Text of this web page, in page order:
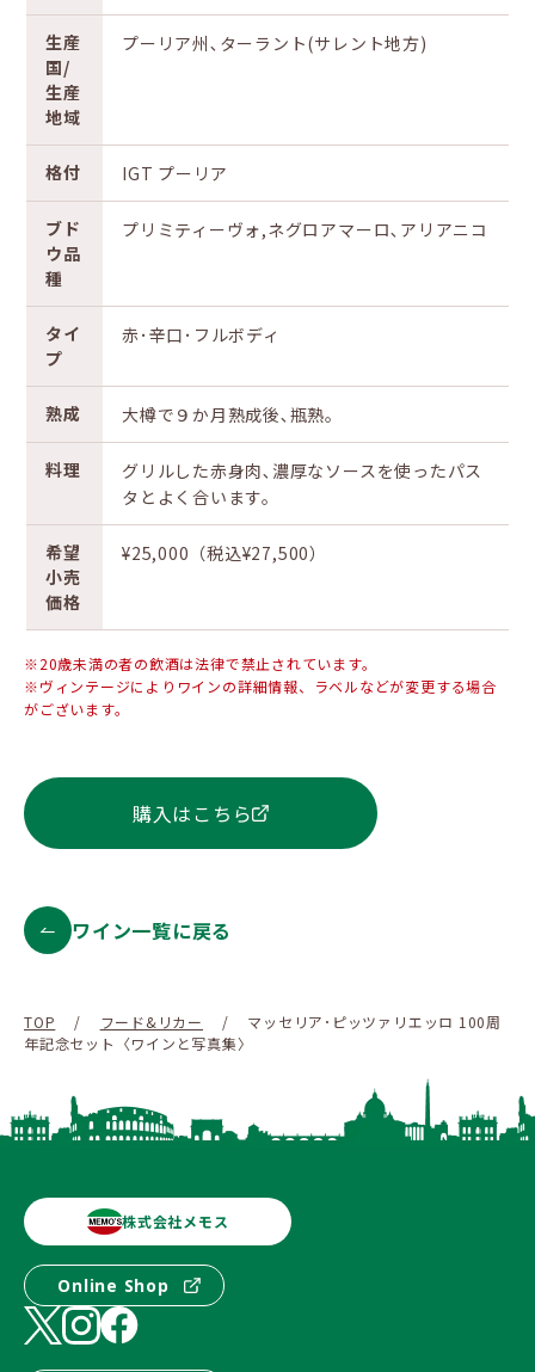
生産
国/
生産
地域
プーリア州､ターラント(サレント地方)
格付 IGT プーリア
ブド
ウ品
種
プリミティーヴォ,ネグロアマーロ､アリアニコ
タイ
プ
赤･辛口･フルボディ
熟成 大樽で９か月熟成後､瓶熟。
料理
グリルした赤身肉､濃厚なソースを使ったパス
タとよく合います。
希望
小売
価格
¥25,000（税込¥27,500）
※20歳未満の者の飲酒は法律で禁止されています。
※ヴィンテージによりワインの詳細情報、ラベルなどが変更する場合
がございます。
購入はこちら
ワイン一覧に戻る
TOP / フード&リカー /
マッセリア･ピッツァリエッロ 100周
年記念セット〈ワインと写真集〉
株式会社メモス
Online Shop